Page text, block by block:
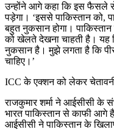
उन्होंने आगे कहा कि इस फैसले से
पड़ेगा। ‘इससे पाकिस्तान को,
बहुत नुकसान होगा।
को खेलते देखना चाहती है। यह
नुकसान है। मुझे लगता है कि
चाहिए।’
ICC के एक्शन को लेकर
राजकुमार शर्मा ने आईसीसी के
भारत पाकिस्तान से काफी आगे
आईसीसी ने पाकिस्तान के